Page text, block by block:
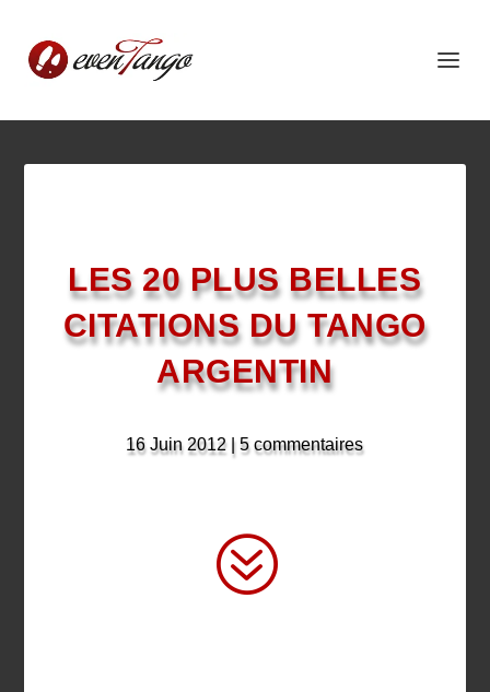
LES 20 PLUS BELLES
CITATIONS DU TANGO
ARGENTIN
16 Juin 2012 |5 commentaires
?